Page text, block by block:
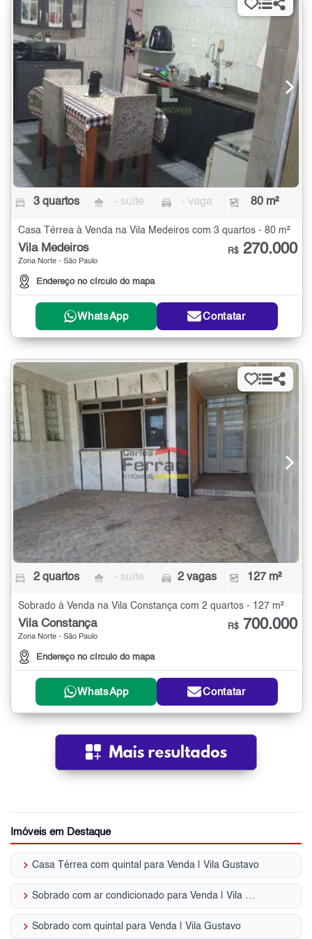
3 quartos - suíte - vaga 80 m²
Casa Térrea à Venda na Vila Medeiros com 3 quartos - 80 m²
Vila Medeiros
Zona Norte - São Paulo
Endereço no círculo do mapa
R$ 270.000
WhatsApp Contatar
2 quartos - suíte 2 vagas 127 m²
Sobrado à Venda na Vila Constança com 2 quartos - 127 m²
Vila Constança
Zona Norte - São Paulo
Endereço no círculo do mapa
R$ 700.000
WhatsApp Contatar
Imóveis em Destaque
keyboard_arrow_right Casa Térrea com quintal para Venda | Vila Gustavo
keyboard_arrow_right Sobrado com ar condicionado para Venda | Vila Gustavo
keyboard_arrow_right Sobrado com quintal para Venda | Vila Gustavo